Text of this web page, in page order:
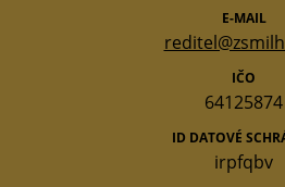
E-MAIL
IČO
64125874
ID DATOVÉ
irpfqbv